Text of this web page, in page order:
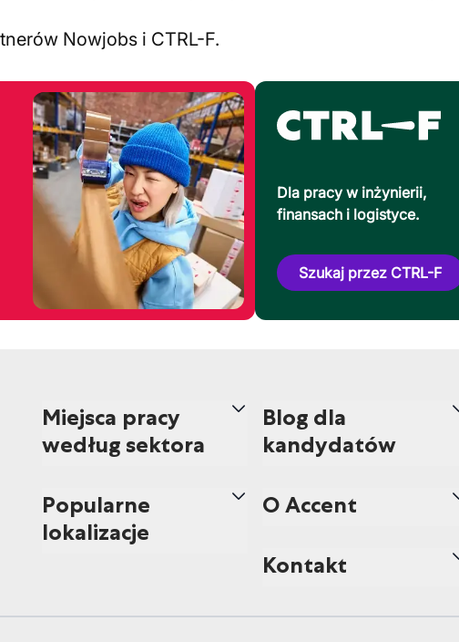
Nowjobs i CTRL-F.
Dla pracy w inżynierii,
finansach i logistyce.
Szukaj przez CTRL-F
Miejsca pracy
według sektora
Popularne
lokalizacje
Blog dla
kandydatów
O Accent
Kontakt